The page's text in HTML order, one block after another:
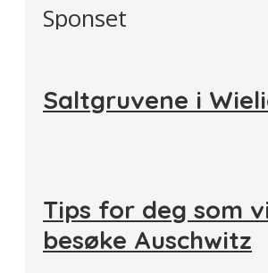
Sponset
Saltgruvene i
Tips for deg som
besøke Auschwitz